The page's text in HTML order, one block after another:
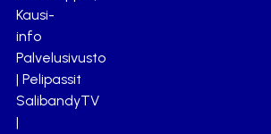
Kausi-
info
Palvelusivusto
| Pelipassit
SalibandyTV
|